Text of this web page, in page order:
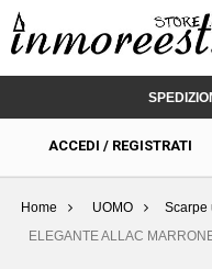
ACCEDI / REGISTRATI
Home UOMO Scarpe
ELEGANTE ALLAC